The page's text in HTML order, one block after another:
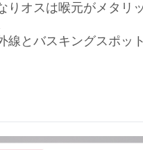
りオスは喉元がメタリ
線とバスキングスポッ